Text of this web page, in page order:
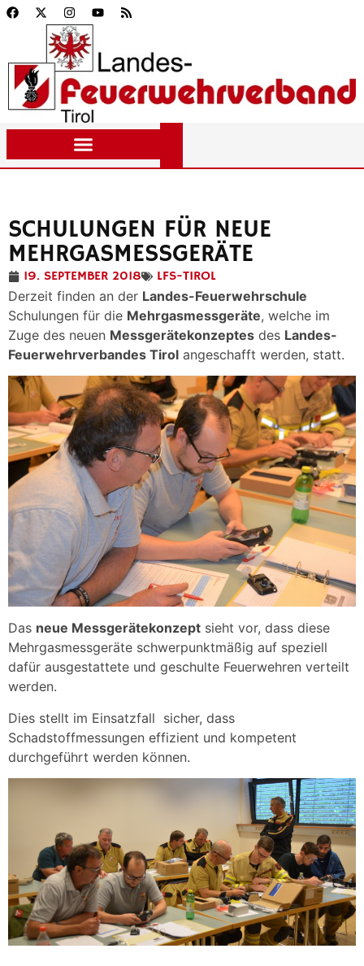
SCHULUNGEN FÜR NEUE
MEHRGASMESSGERÄTE
19. SEPTEMBER 2018
LFS-TIROL
Derzeit finden an der Landes-Feuerwehrschule
Schulungen für die Mehrgasmessgeräte, welche im
Zuge des neuen Messgerätekonzeptes des Landes-
Feuerwehrverbandes Tirol angeschafft werden, statt.
Das neue Messgerätekonzept sieht vor, dass diese
Mehrgasmessgeräte schwerpunktmäßig auf speziell
dafür ausgestattete und geschulte Feuerwehren verteilt
werden.
Dies stellt im Einsatzfall sicher, dass
Schadstoffmessungen effizient und kompetent
durchgeführt werden können.